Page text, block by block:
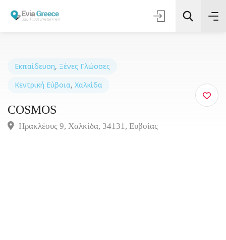
Τοποθεσία
Εκπαίδευση, Ξένες Γλώσσες
Κεντρική Εύβοια, Χαλκίδα
COSMOS
Ηρακλέους 9, Χαλκίδα, 34131, Ευβοίας